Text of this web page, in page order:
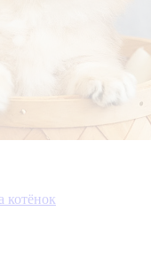
котёнок